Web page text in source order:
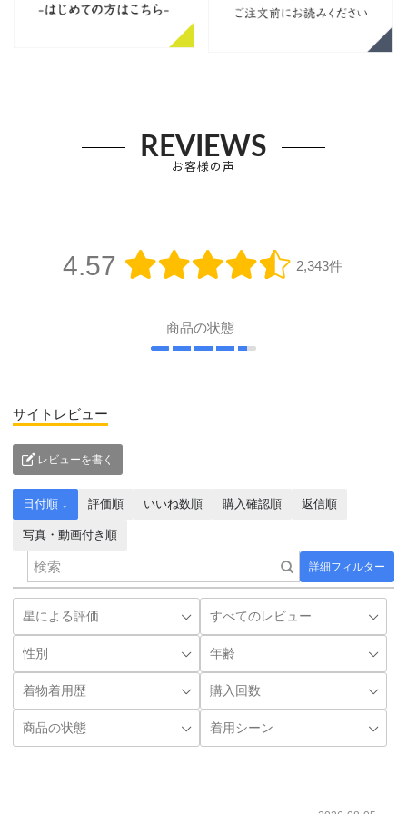
REVIEWS
お客様の声
4.57 2,343件
商品の状態
サイトレビュー
レビューを書く
詳細フィルター
日付順 ↓ 評価順 いいね数順 購入確認順 返信順
写真・動画付き順